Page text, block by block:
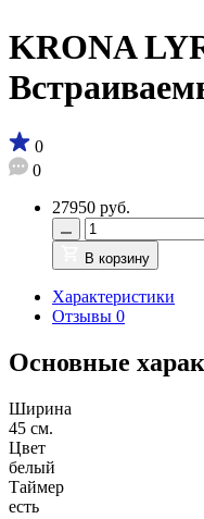
KRONA
0
0
27950 руб.
В корзину
Характеристики
Отзывы 0
Основные
Ширина
45 см.
Цвет
белый
Таймер
есть